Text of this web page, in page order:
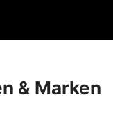
& Marken